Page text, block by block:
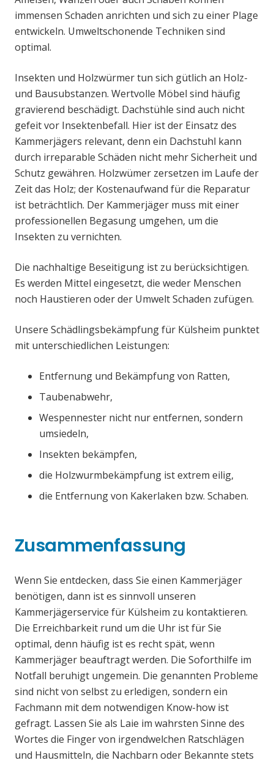
immensen Schaden anrichten und sich zu einer Plage
entwickeln. Umweltschonende Techniken sind
optimal.
Insekten und Holzwürmer tun sich gütlich an Holz-
und Bausubstanzen. Wertvolle Möbel sind häufig
gravierend beschädigt. Dachstühle sind auch nicht
gefeit vor Insektenbefall. Hier ist der Einsatz des
Kammerjägers relevant, denn ein Dachstuhl kann
durch irreparable Schäden nicht mehr Sicherheit und
Schutz gewähren. Holzwümer zersetzen im Laufe der
Zeit das Holz; der Kostenaufwand für die Reparatur
ist beträchtlich. Der Kammerjäger muss mit einer
professionellen Begasung umgehen, um die
Insekten zu vernichten.
Die nachhaltige Beseitigung ist zu berücksichtigen.
Es werden Mittel eingesetzt, die weder Menschen
noch Haustieren oder der Umwelt Schaden zufügen.
Unsere Schädlingsbekämpfung für Külsheim punktet
mit unterschiedlichen Leistungen:
Entfernung und Bekämpfung von Ratten,
Taubenabwehr,
Wespennester nicht nur entfernen, sondern
umsiedeln,
Insekten bekämpfen,
die Holzwurmbekämpfung ist extrem eilig,
die Entfernung von Kakerlaken bzw. Schaben.
Zusammenfassung
Wenn Sie entdecken, dass Sie einen Kammerjäger
benötigen, dann ist es sinnvoll unseren
Kammerjägerservice für Külsheim zu kontaktieren.
Die Erreichbarkeit rund um die Uhr ist für Sie
optimal, denn häufig ist es recht spät, wenn
Kammerjäger beauftragt werden. Die Soforthilfe im
Notfall beruhigt ungemein. Die genannten Probleme
sind nicht von selbst zu erledigen, sondern ein
Fachmann mit dem notwendigen Know-how ist
gefragt. Lassen Sie als Laie im wahrsten Sinne des
Wortes die Finger von irgendwelchen Ratschlägen
und Hausmitteln, die Nachbarn oder Bekannte stets